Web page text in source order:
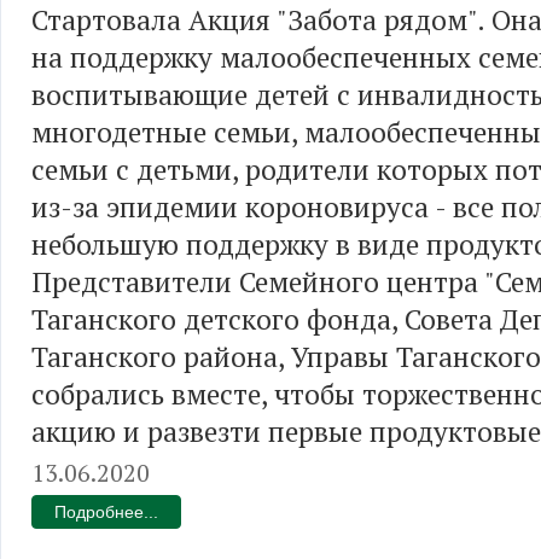
Стартовала Акция "Забота рядом".
на поддержку малообеспеченных
воспитывающие детей с
многодетные семьи,
семьи с детьми, родители которых
из-за эпидемии короновируса - все
небольшую поддержку в виде
Представители Семейного центра
Таганского детского фонда, Совета
Таганского района, Управы
собрались вместе, чтобы
акцию и развезти первые
13.06.2020
Подробнее...